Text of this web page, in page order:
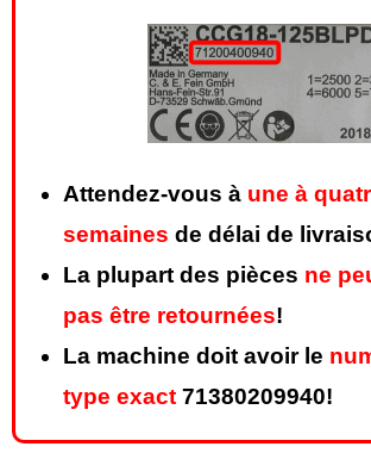
Attendez-vous à une à
semaines de délai de
La plupart des pièces ne
pas être retournées!
La machine doit avoir le
type exact 71380209940!